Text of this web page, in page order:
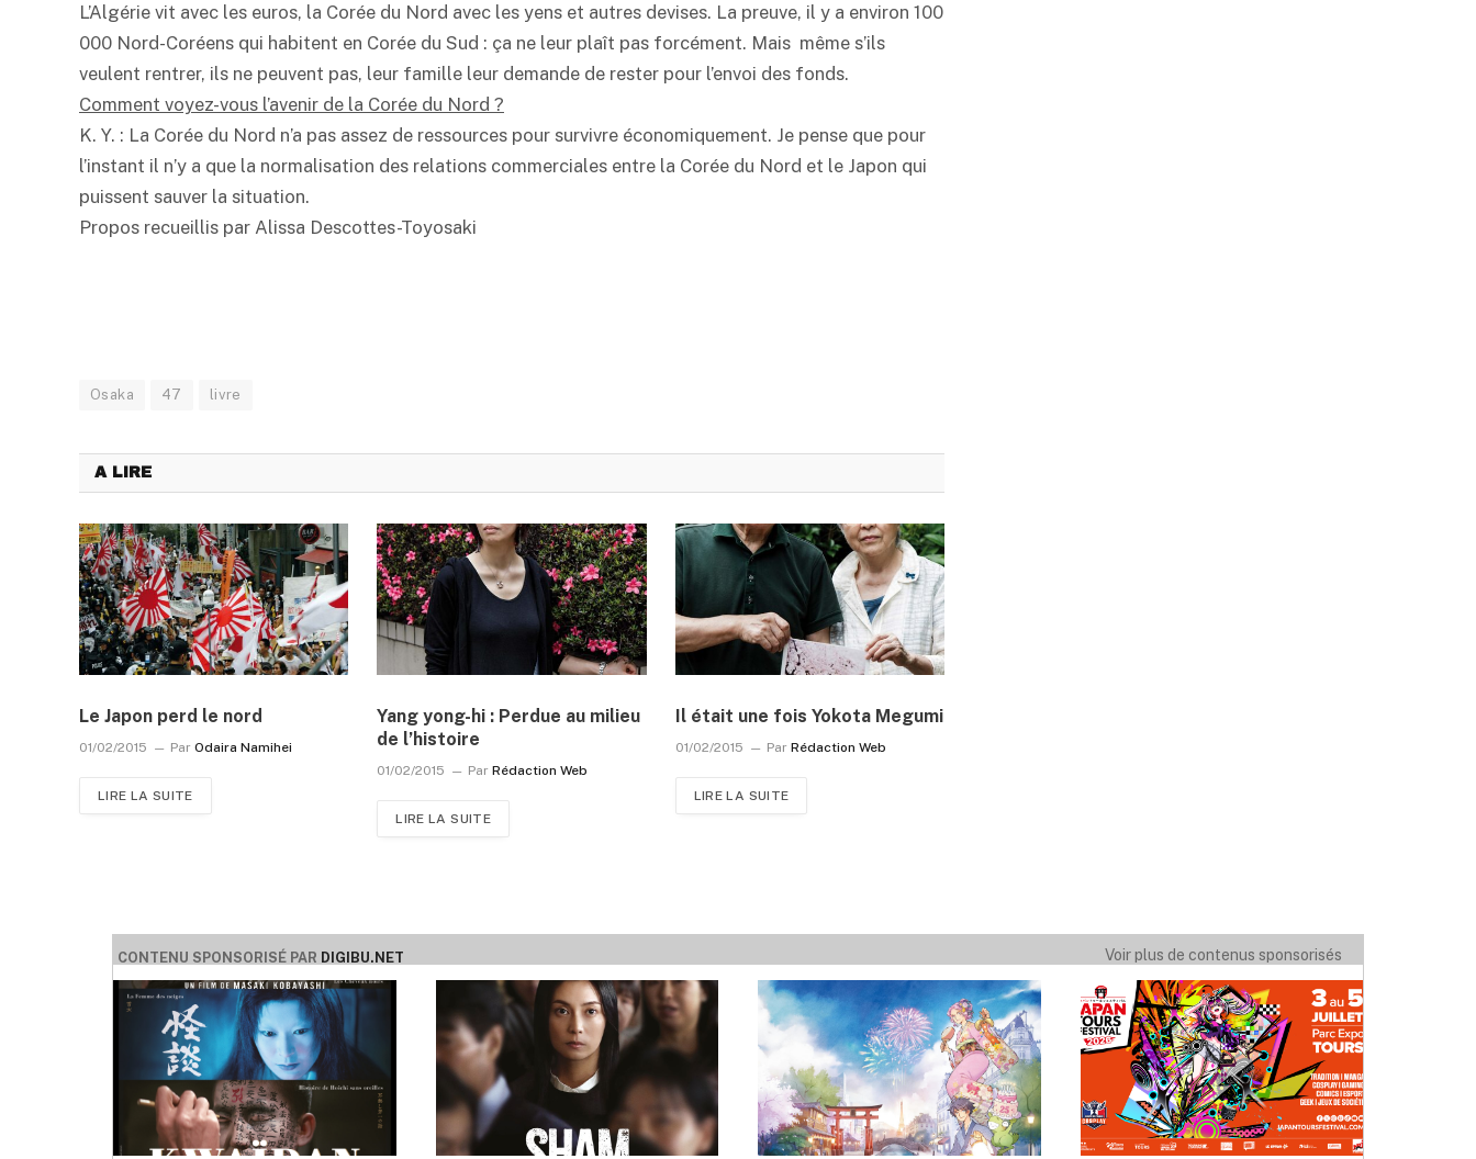
L’Algérie vit avec les euros, la Corée du Nord avec les yens et autres devises. La preuve, il y a environ 100
000 Nord-Coréens qui habitent en Corée du Sud : ça ne leur plaît pas forcément. Mais même s’ils
veulent rentrer, ils ne peuvent pas, leur famille leur demande de rester pour l’envoi des fonds.
Comment voyez-vous l’avenir de la Corée du Nord ?
K. Y. : La Corée du Nord n’a pas assez de ressources pour survivre économiquement. Je pense que pour
l’instant il n’y a que la normalisation des relations commerciales entre la Corée du Nord et le Japon qui
puissent sauver la situation.
Propos recueillis par Alissa Descottes-Toyosaki
Osaka 47 livre
A LIRE
Le Japon perd le nord
01/02/2015 Par Odaira Namihei
LIRE LA SUITE
Yang yong-hi : Perdue au milieu
de l’histoire
01/02/2015 Par Rédaction Web
LIRE LA SUITE
Il était une fois Yokota Megumi
01/02/2015 Par Rédaction Web
LIRE LA SUITE
CONTENU SPONSORISÉ PAR DIGIBU.NET Voir plus de contenus sponsorisés